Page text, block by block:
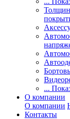
...
О компании
О компании
Контакты